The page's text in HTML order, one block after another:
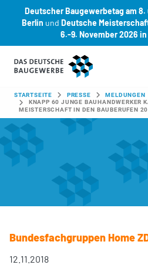
Deutscher Baugewerbetag am 8.
Berlin und Deutsche
6.-9. November 2026
Zum Hauptinhalt springen
SIE SIND HIER:
STARTSEITE PRESSE MELDUNGEN
KNAPP 60 JUNGE BAUHANDWERKER
MEISTERSCHAFT IN DEN BAUBERUFEN
Bundesfachgruppen Home
12.11.2018